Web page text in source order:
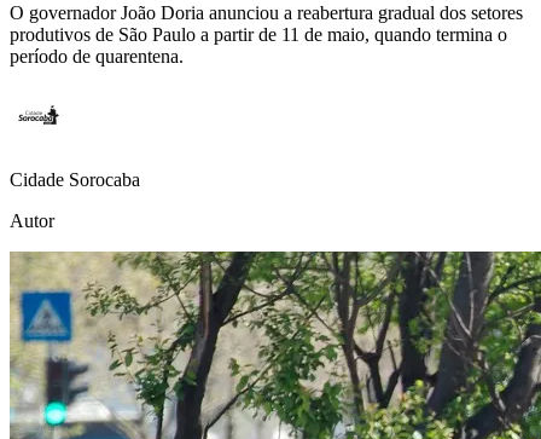
O governador João Doria anunciou a reabertura gradual dos setores
produtivos de São Paulo a partir de 11 de maio, quando termina o
período de quarentena.
Cidade Sorocaba
Autor